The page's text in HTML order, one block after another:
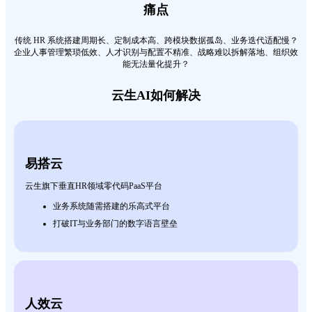
痛点
传统 HR 系统搭建周期长、定制成本高、跨模块数据孤岛、业务迭代适配慢？
企业人事管理繁琐低效、人才识别与配置不精准、战略难以拆解落地、组织效
能无法量化提升？
云生AI如何解决
易搭云
云生旗下垂直HR领域零代码PaaS平台
业务系统随需搭建的乐高式平台
打破IT与业务部门的数字语言壁垒
人效云